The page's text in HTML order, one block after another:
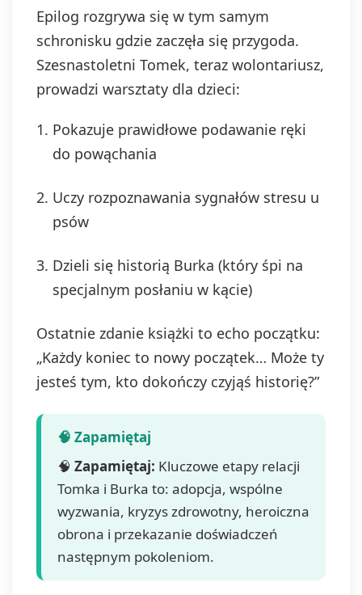
Epilog rozgrywa się w tym samym
schronisku gdzie zaczęła się przygoda.
Szesnastoletni Tomek, teraz wolontariusz,
prowadzi warsztaty dla dzieci:
Pokazuje prawidłowe podawanie ręki
do powąchania
Uczy rozpoznawania sygnałów stresu u
psów
Dzieli się historią Burka (który śpi na
specjalnym posłaniu w kącie)
Ostatnie zdanie książki to echo początku:
„Każdy koniec to nowy początek… Może ty
jesteś tym, kto dokończy czyjąś historię?”
🧠 Zapamiętaj: Kluczowe etapy relacji
Tomka i Burka to: adopcja, wspólne
wyzwania, kryzys zdrowotny, heroiczna
obrona i przekazanie doświadczeń
następnym pokoleniom.